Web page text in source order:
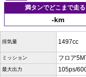
満タンでどこまで走る
-km
排気量 1497cc
ミッション フロア
最大出力 105ps/